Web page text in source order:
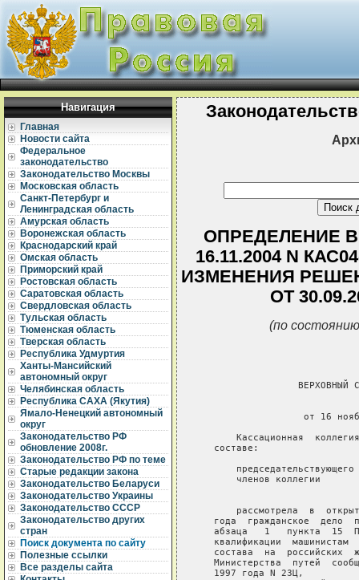
Навигация
Главная
Новости сайта
Федеральное
законодательство
Законодательство Москвы
Московская область
Санкт-Петербург и
Ленинградская область
Амурская область
Воронежская область
Краснодарский край
Омская область
Приморский край
Ростовская область
Саратовская область
Свердловская область
Тульская область
Тюменская область
Тверская область
Республика Удмуртия
Ханты-Мансийский
автономный округ
Челябинская область
Республика САХА (Якутия)
Ямало-Ненецкий автономный
округ
Законодательство РФ
обновление 2008г.
Законодательство РФ по теме
Старые редакции закона
Законодательство Беларуси
Законодательство Украины
Законодательство СССР
Законодательство других
стран
Поиск документа по сайту
Полезные ссылки
Все разделы сайта
ОПРЕДЕЛЕНИЕ
16.11.2004 N
ИЗМЕНЕНИЯ
ОТ
(по
ВЕРХОВНЫЙ
от 16
Кассационная
   составе:
членов коллегии
рассмотрела  в
года  гражданское  дело
абзаца   1   пункта  15
квалификации  машинистам
состава  на  российских
Министерства  путей
   1997 года N 23Ц,